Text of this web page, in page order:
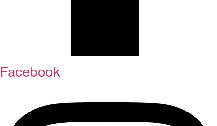
Facebook